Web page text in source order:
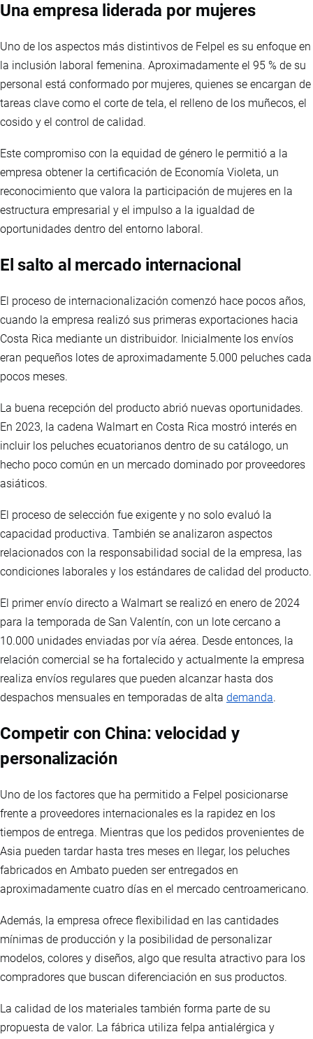
Una empresa liderada por mujeres
Uno de los aspectos más distintivos de Felpel es su enfoque en
la inclusión laboral femenina. Aproximadamente el 95 % de su
personal está conformado por mujeres, quienes se encargan de
tareas clave como el corte de tela, el relleno de los muñecos, el
cosido y el control de calidad.
Este compromiso con la equidad de género le permitió a la
empresa obtener la certificación de Economía Violeta, un
reconocimiento que valora la participación de mujeres en la
estructura empresarial y el impulso a la igualdad de
oportunidades dentro del entorno laboral.
El salto al mercado internacional
El proceso de internacionalización comenzó hace pocos años,
cuando la empresa realizó sus primeras exportaciones hacia
Costa Rica mediante un distribuidor. Inicialmente los envíos
eran pequeños lotes de aproximadamente 5.000 peluches cada
pocos meses.
La buena recepción del producto abrió nuevas oportunidades.
En 2023, la cadena Walmart en Costa Rica mostró interés en
incluir los peluches ecuatorianos dentro de su catálogo, un
hecho poco común en un mercado dominado por proveedores
asiáticos.
El proceso de selección fue exigente y no solo evaluó la
capacidad productiva. También se analizaron aspectos
relacionados con la responsabilidad social de la empresa, las
condiciones laborales y los estándares de calidad del producto.
El primer envío directo a Walmart se realizó en enero de 2024
para la temporada de San Valentín, con un lote cercano a
10.000 unidades enviadas por vía aérea. Desde entonces, la
relación comercial se ha fortalecido y actualmente la empresa
realiza envíos regulares que pueden alcanzar hasta dos
despachos mensuales en temporadas de alta demanda.
Competir con China: velocidad y
personalización
Uno de los factores que ha permitido a Felpel posicionarse
frente a proveedores internacionales es la rapidez en los
tiempos de entrega. Mientras que los pedidos provenientes de
Asia pueden tardar hasta tres meses en llegar, los peluches
fabricados en Ambato pueden ser entregados en
aproximadamente cuatro días en el mercado centroamericano.
Además, la empresa ofrece flexibilidad en las cantidades
mínimas de producción y la posibilidad de personalizar
modelos, colores y diseños, algo que resulta atractivo para los
compradores que buscan diferenciación en sus productos.
La calidad de los materiales también forma parte de su
propuesta de valor. La fábrica utiliza felpa antialérgica y